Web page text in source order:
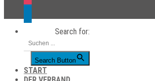
Search for:
Search Button
START